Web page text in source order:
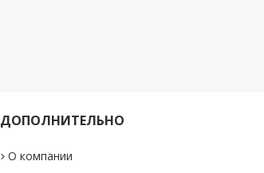
ДОПОЛНИТЕЛЬНО
О компании